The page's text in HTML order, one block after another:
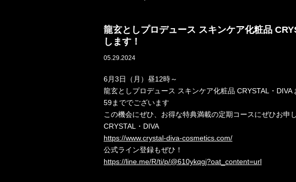
龍玄としプロデュース スキンケア化粧品
します！
05.29.2024
6月3日（月）昼12時～
龍玄としプロデュース スキンケア化粧品 CRYSTAL・
59まででございます
この機会にぜひ、お得な特典満載の定期コースにぜひお申
CRYSTAL・DIVA
https://www.crystal-diva-cosmetics.com/
公式ライン登録もぜひ！
https://line.me/R/ti/p/@610ykqgj?oat_content=url